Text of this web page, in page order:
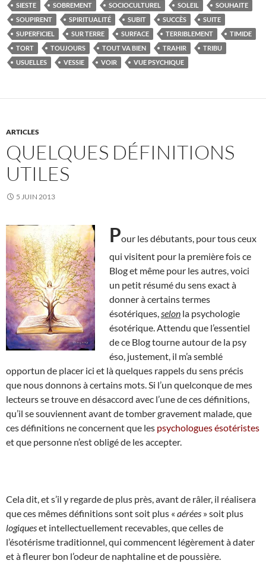
SIESTE
SOBREMENT SOCIOCULTUREL SOLEIL
SOUHAITE
SOUPIRENT
SPIRITUALITÉ SUBIT SUCCÈS
SUITE
SUPERFICIEL
SUR TERRE SURFACE TERRIBLEMENT
TIMIDE
TORT
TOUJOURS TOUT VA BIEN TRAHIR
TRIBU
USUELLES
VESSIE VOIR VUE PSYCHIQUE
ARTICLES
QUELQUES DÉFINITIONS
UTILES
5 JUIN 2013
Pour les débutants, pour tous ceux
qui visitent pour la première fois ce
Blog et même pour les autres, voici
un petit résumé du sens exact à
donner à certains termes
ésotériques, selon la psychologie
ésotérique. Attendu que l’essentiel
de ce Blog tourne autour de la psy
éso, justement, il m’a semblé
opportun de placer ici et là quelques rappels du sens précis
que nous donnons à certains mots. Si l’un quelconque de mes
lecteurs se trouve en désaccord avec l’une de ces définitions,
qu’il se souviennent avant de tomber gravement malade, que
ces définitions ne concernent que les psychologues ésotéristes
et que personne n’est obligé de les accepter.
Cela dit, et s’il y regarde de plus près, avant de râler, il réalisera
que ces mêmes définitions sont soit plus « aérées » soit plus
logiqueset intellectuellement recevables, que celles de
l’ésotérisme traditionnel, qui commencent légèrement à dater
et à fleurer bon l’odeur de naphtaline et de poussière.